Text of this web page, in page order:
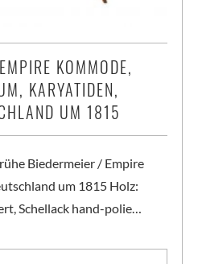
KOMMODE,
KARYATIDEN,
UM 1815
Biedermeier / Empire
um 1815 Holz:
Schellack hand-polie…